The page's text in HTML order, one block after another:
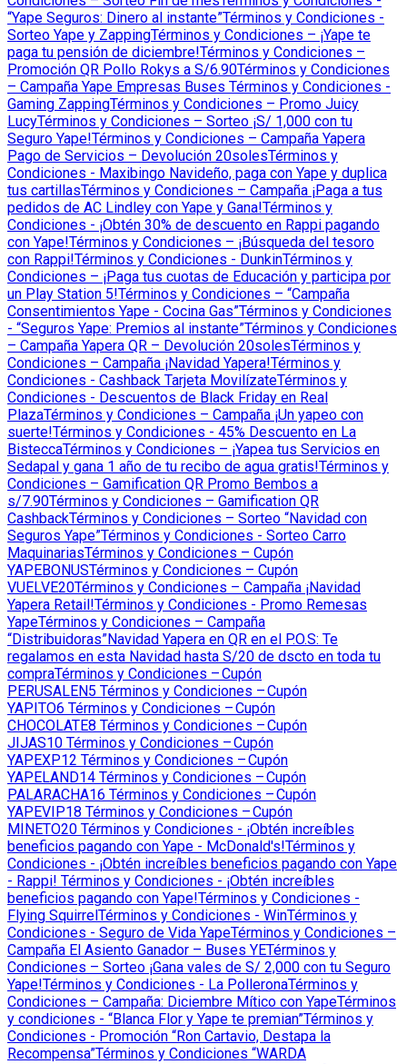
“Yape Seguros: Dinero al instante”Términos y Condiciones -
Sorteo Yape y ZappingTérminos y Condiciones – ¡Yape te
paga tu pensión de diciembre!Términos y Condiciones –
Promoción QR Pollo Rokys a S/6.90Términos y Condiciones
– Campaña Yape Empresas Buses Términos y Condiciones -
Gaming ZappingTérminos y Condiciones – Promo Juicy
LucyTérminos y Condiciones – Sorteo ¡S/ 1,000 con tu
Seguro Yape!Términos y Condiciones – Campaña Yapera
Pago de Servicios – Devolución 20solesTérminos y
Condiciones - Maxibingo Navideño, paga con Yape y duplica
tus cartillasTérminos y Condiciones – Campaña ¡Paga a tus
pedidos de AC Lindley con Yape y Gana!Términos y
Condiciones - ¡Obtén 30% de descuento en Rappi pagando
con Yape!Términos y Condiciones – ¡Búsqueda del tesoro
con Rappi!Términos y Condiciones - DunkinTérminos y
Condiciones – ¡Paga tus cuotas de Educación y participa por
un Play Station 5!Términos y Condiciones – “Campaña
Consentimientos Yape - Cocina Gas”Términos y Condiciones
- “Seguros Yape: Premios al instante”Términos y Condiciones
– Campaña Yapera QR – Devolución 20solesTérminos y
Condiciones – Campaña ¡Navidad Yapera!Términos y
Condiciones - Cashback Tarjeta MovilízateTérminos y
Condiciones - Descuentos de Black Friday en Real
PlazaTérminos y Condiciones – Campaña ¡Un yapeo con
suerte!Términos y Condiciones - 45% Descuento en La
BisteccaTérminos y Condiciones – ¡Yapea tus Servicios en
Sedapal y gana 1 año de tu recibo de agua gratis!Términos y
Condiciones – Gamification QR Promo Bembos a
s/7.90Términos y Condiciones – Gamification QR
CashbackTérminos y Condiciones – Sorteo “Navidad con
Seguros Yape”Términos y Condiciones - Sorteo Carro
MaquinariasTérminos y Condiciones – Cupón
YAPEBONUSTérminos y Condiciones – Cupón
VUELVE20Términos y Condiciones – Campaña ¡Navidad
Yapera Retail!Términos y Condiciones - Promo Remesas
YapeTérminos y Condiciones – Campaña
“Distribuidoras”Navidad Yapera en QR en el P.O.S: Te
regalamos en esta Navidad hasta S/20 de dscto en toda tu
compraTérminos y Condiciones – Cupón
PERUSALEN5 Términos y Condiciones – Cupón
YAPITO6 Términos y Condiciones – Cupón
CHOCOLATE8 Términos y Condiciones – Cupón
JIJAS10 Términos y Condiciones – Cupón
YAPEXP12 Términos y Condiciones – Cupón
YAPELAND14 Términos y Condiciones – Cupón
PALARACHA16 Términos y Condiciones – Cupón
YAPEVIP18 Términos y Condiciones – Cupón
MINETO20 Términos y Condiciones - ¡Obtén increíbles
beneficios pagando con Yape - McDonald's!Términos y
Condiciones - ¡Obtén increíbles beneficios pagando con Yape
- Rappi! Términos y Condiciones - ¡Obtén increíbles
beneficios pagando con Yape!Términos y Condiciones -
Flying SquirrelTérminos y Condiciones - WinTérminos y
Condiciones - Seguro de Vida YapeTérminos y Condiciones –
Campaña El Asiento Ganador – Buses YETérminos y
Condiciones – Sorteo ¡Gana vales de S/ 2,000 con tu Seguro
Yape!Términos y Condiciones - La PolleronaTérminos y
Condiciones – Campaña: Diciembre Mítico con YapeTérminos
y condiciones - “Blanca Flor y Yape te premian”Términos y
Condiciones - Promoción “Ron Cartavio, Destapa la
Recompensa”Términos y Condiciones “WARDA